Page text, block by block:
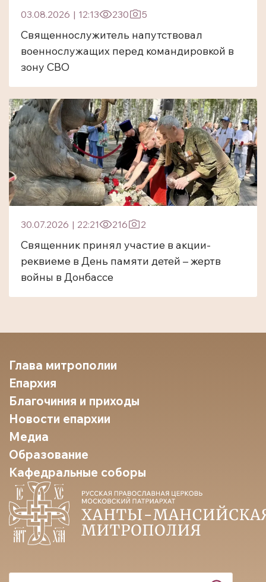
03.08.2026 | 12:13 230 5
Священнослужитель напутствовал
военнослужащих перед командировкой в
зону СВО
30.07.2026 | 22:21 216 2
Священник принял участие в акции-
реквиеме в День памяти детей – жертв
войны в Донбассе
Глава митрополии
Епархия
Благочиния и приходы
Новости епархии
Медиа
Образование
Кафедральные соборы